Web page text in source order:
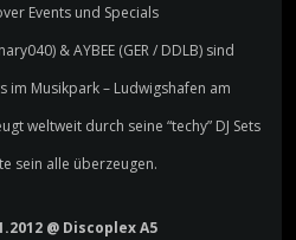
Events und Specials
& AYBEE (GER / DDLB) sind
im Musikpark – Ludwigshafen am
weltweit durch seine “techy” DJ Sets
sein alle überzeugen.
@ Discoplex A5